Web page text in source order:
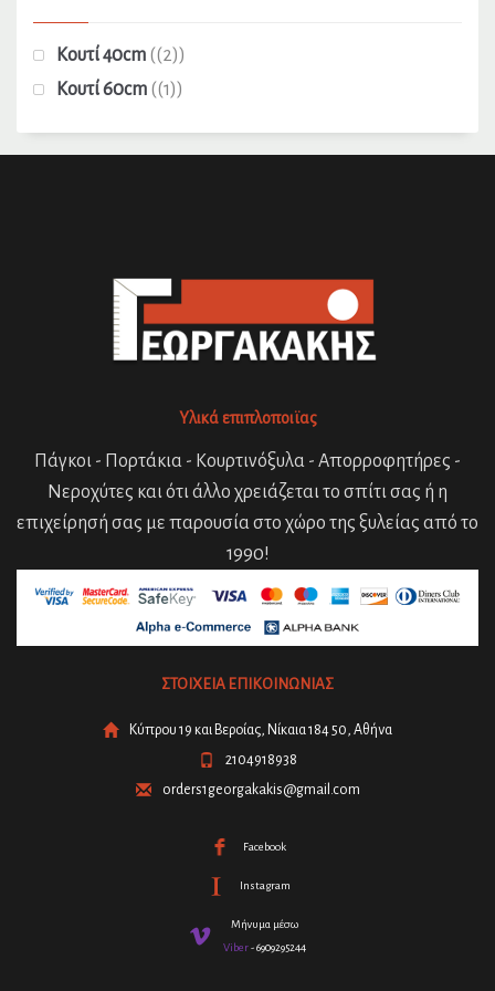
Κουτί 40cm (2)
Κουτί 60cm (1)
Υλικά επιπλοποιϊας
Πάγκοι - Πορτάκια - Κουρτινόξυλα - Απορροφητήρες -
Νεροχύτες και ότι άλλο χρειάζεται το σπίτι σας ή η
επιχείρησή σας με παρουσία στο χώρο της ξυλείας από το
1990!
ΣΤΟΙΧΕΙΑ ΕΠΙΚΟΙΝΩΝΙΑΣ
Κύπρου 19 και Βεροίας, Νίκαια 184 50, Αθήνα
2104918938
orders1georgakakis@gmail.com
Facebook
Instagram
Μήνυμα μέσω
Viber- 6909295244